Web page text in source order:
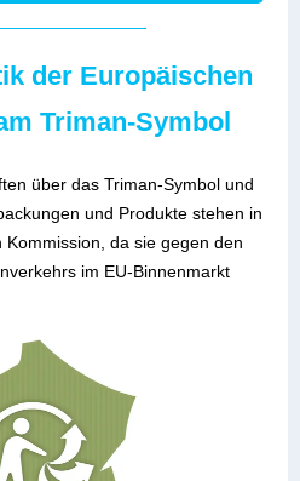
der Europäischen
Triman-Symbol
über das Triman-Symbol und
und Produkte stehen in
da sie gegen den
im EU-Binnenmarkt